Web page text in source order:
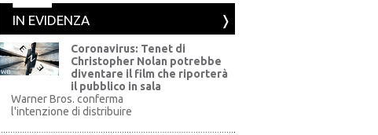
IN EVIDENZA
WB
Coronavirus: Tenet di
Christopher Nolan potrebbe
diventare il film che riporterà
il pubblico in sala
Warner Bros. conferma
l'intenzione di distribuire